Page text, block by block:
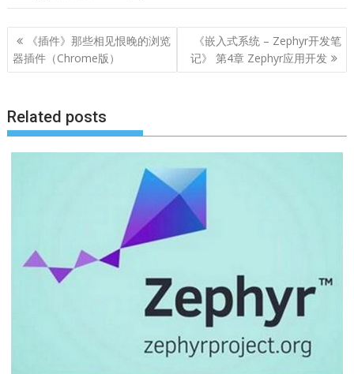
文
章
导
《插件》那些相见恨晚的浏览
器插件（Chrome版）
《嵌入式系统 – Zephyr开发笔
记》 第4章 Zephyr应用开发
Related posts